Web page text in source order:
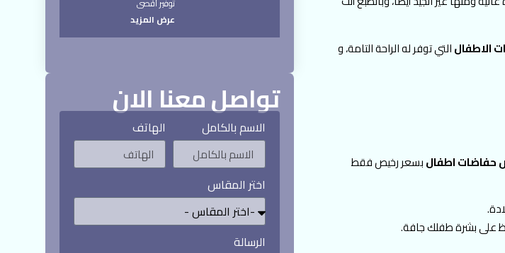
الاطفالالتي توفر له الراحة التامة، و
حفاضات اطفالبسعر رخيص فقط
على بشرة طفلك جافة.
عرض المزيد
تواصل معنا الان
الاسم بالكامل الهاتف
اختر المقاس
الرسالة